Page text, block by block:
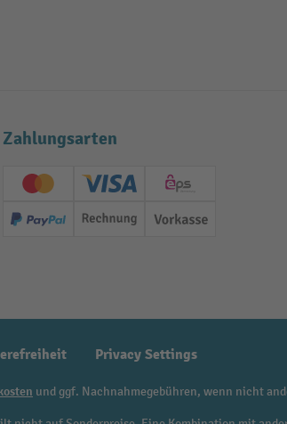
Zahlungsarten
Creditcard (Master)Creditcard (Visa)
EPS
PayPal Rechnung Vorkasse
Privacy Settings
und ggf. Nachnahmegebühren, wenn nicht